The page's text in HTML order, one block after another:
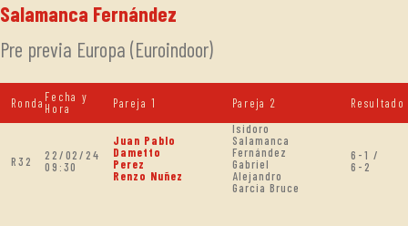
Salamanca Fernández
Pre previa Europa (Euroindoor)
Ronda Fecha y
Hora
Pareja 1 Pareja 2 Resultado
R32
22/02/24
09:30
Juan Pablo
Dametto
Perez
Renzo Nuñez
Isidoro
Salamanca
Fernández
Gabriel
Alejandro
Garcia Bruce
6-1 /
6-2